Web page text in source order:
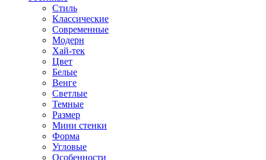
Стиль
Классические
Современные
Модерн
Хай-тек
Цвет
Белые
Венге
Светлые
Темные
Размер
Мини стенки
Форма
Угловые
Особенности